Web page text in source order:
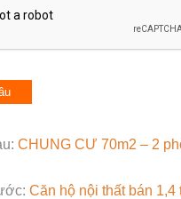
CHUNG CƯ 70m2 – 2
Căn hộ nội thất bán 1,4